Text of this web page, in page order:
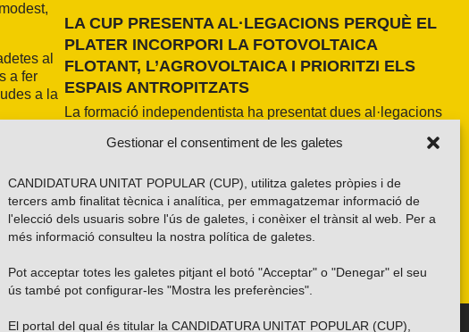
Gestionar el consentiment de les galetes
CANDIDATURA UNITAT POPULAR (CUP), utilitza galetes pròpies i de
tercers amb finalitat tècnica i analítica, per emmagatzemar informació de
l'elecció dels usuaris sobre l'ús de galetes, i conèixer el trànsit al web. Per a
més informació consulteu la nostra política de galetes
Pot acceptar totes les galetes pitjant el botó "Acceptar" o "Denegar" el seu
ús també pot configurar-les "Mostra les preferències".
El portal del qual és titular la CANDIDATURA UNITAT POPULAR (CUP),
al
a fer
a la
i del
i
LA CUP PRESENTA AL·LEGACIONS PERQUÈ EL
PLATER INCORPORI LA FOTOVOLTAICA
FLOTANT, L’AGROVOLTAICA I PRIORITZI ELS
ESPAIS ANTROPITZATS
La formació independentista ha presentat dues al·legacions
pròpia basada en els resultats de l’estudi fet a la demarcació
país. La segona, impulsada per la Xarxa per una Transició
Energètica Justa, de caràcter més global.